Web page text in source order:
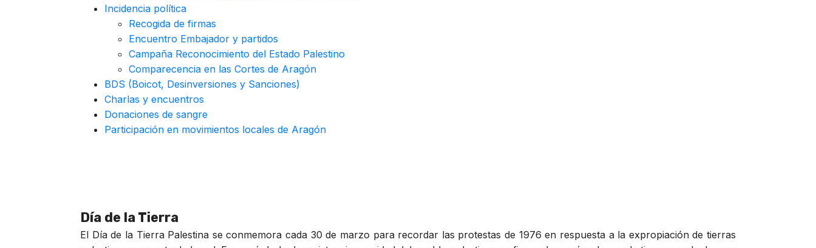
Incidencia política
Recogida de firmas
Encuentro Embajador y partidos
Campaña Reconocimiento del Estado Palestino
Comparecencia en las Cortes de Aragón
BDS (Boicot, Desinversiones y Sanciones)
Charlas y encuentros
Donaciones de sangre
Participación en movimientos locales de Aragón
Día de la Tierra
El Día de la Tierra Palestina se conmemora cada 30 de marzo para recordar las protestas de 1976 en respuesta a la expropiación de tierras